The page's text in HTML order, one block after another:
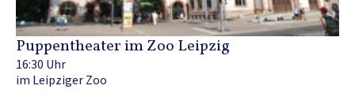
Puppentheater im Zoo Leipzig
16:30 Uhr
im Leipziger Zoo